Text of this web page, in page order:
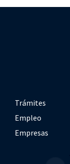
Trámites
Empleo
Empresas